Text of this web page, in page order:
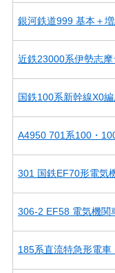
銀河鉄道999 基本＋
近鉄23000系伊勢志
国鉄100系新幹線X0
A4950 701系100・
301 国鉄EF70形電気
306-2 EF58 電気機関
185系直流特急形電車